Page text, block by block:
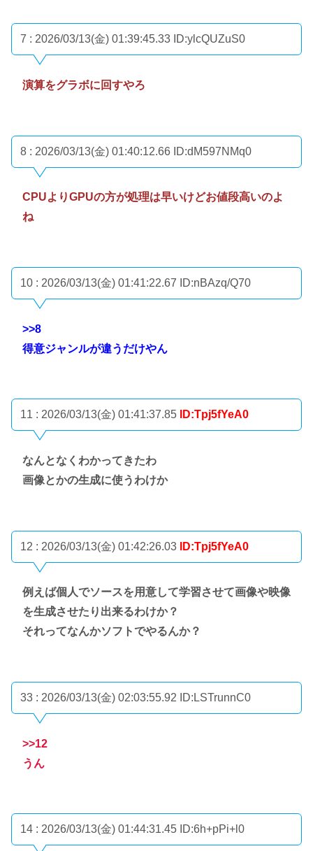
7 : 2026/03/13(金) 01:39:45.33 ID:ylcQUZuS0
演算をグラボに回すやろ
8 : 2026/03/13(金) 01:40:12.66 ID:dM597NMq0
CPUよりGPUの方が処理は早いけどお値段高いのよ
ね
10 : 2026/03/13(金) 01:41:22.67 ID:nBAzq/Q70
>>8
得意ジャンルが違うだけやん
11 : 2026/03/13(金) 01:41:37.85 ID:Tpj5fYeA0
なんとなくわかってきたわ
画像とかの生成に使うわけか
12 : 2026/03/13(金) 01:42:26.03 ID:Tpj5fYeA0
例えば個人でソースを用意して学習させて画像や映像
を生成させたり出来るわけか？
それってなんかソフトでやるんか？
33 : 2026/03/13(金) 02:03:55.92 ID:LSTrunnC0
>>12
うん
14 : 2026/03/13(金) 01:44:31.45 ID:6h+pPi+l0